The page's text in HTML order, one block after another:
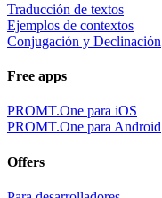
Traducción de textos
Ejemplos de contextos
Conjugación y Declinación
Free apps
PROMT.One para iOS
PROMT.One para Android
Offers